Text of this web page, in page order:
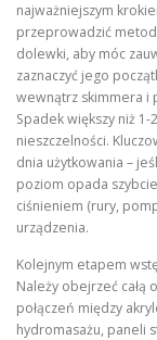
najważniejszym
przeprowadzić
dolewki, aby móc
zaznaczyć jego
wewnątrz skimmera i
Spadek większy niż
nieszczelności.
dnia użytkowania –
poziom opada
ciśnieniem (rury,
urządzenia.
Kolejnym etapem
Należy obejrzeć całą
połączeń między
hydromasażu, paneli